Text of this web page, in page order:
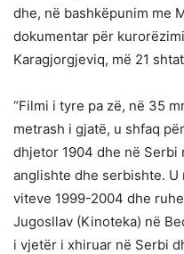
dhe, në bashkëpunim me
dokumentar për
Karagjorgjeviq, më 21
“Filmi i tyre pa zë, në 35
metrash i gjatë, u shfaq
dhjetor 1904 dhe në Serbi
anglishte dhe serbishte.
viteve 1999-2004 dhe
Jugosllav (Kinoteka) në
i vjetër i xhiruar në Serbi